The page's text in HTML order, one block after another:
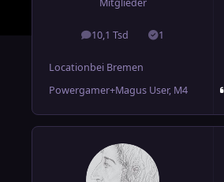
Mitglieder
10,1 Tsd
Beiträge 1
Lösungen
Locationbei Bremen
Powergamer+Magus User, M4